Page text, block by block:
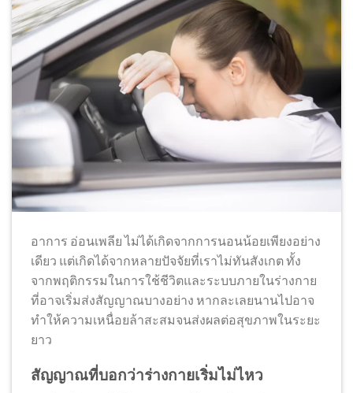
อาการ อ่อนเพลีย ไม่ได้เกิดจากการนอนน้อยเพียงอย่าง
เดียว แต่เกิดได้จากหลายปัจจัยที่เราไม่ทันสังเกต ทั้ง
จากพฤติกรรมในการใช้ชีวิตและระบบภายในร่างกาย
ที่อาจเริ่มส่งสัญญาณบางอย่าง หากละเลยนานไปอาจ
ทำให้ความเหนื่อยล้าสะสมจนส่งผลต่อสุขภาพในระยะ
ยาว
สัญญาณที่บอกว่าร่างกายเริ่มไม่ไหว